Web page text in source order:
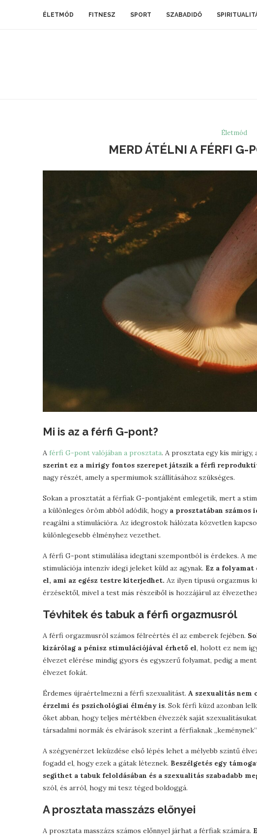
ÉLETMÓD FITNESZ SPORT SZABADIDŐ
Életmód
MERD ÁTÉLNI A FÉRFI G-
Mi is az a férfi G-pont?
A férfi G-pont valójában a prosztata. A prosztata egy kis mirigy,
szerint ez a mirigy fontos szerepet játszik a férfi
nagy részét, amely a spermiumok szállításához szükséges.
Sokan a prosztatát a férfiak G-pontjaként emlegetik, mert a
a különleges öröm abból adódik, hogy a prosztatában számos
reagálni a stimulációra. Az idegrostok hálózata közvetlen
különlegesebb élményhez vezethet.
A férfi G-pont stimulálása idegtani szempontból is érdekes. A
stimulációja intenzív idegi jeleket küld az agynak. Ez a
el, ami az egész testre kiterjedhet. Az ilyen típusú orgazmus
érzésektől, mivel a test más részeiből is hozzájárul az
Tévhitek és tabuk a férfi orgazmusról
A férfi orgazmusról számos félreértés él az emberek fejében.
kizárólag a pénisz stimulációjával érhető el, holott ez nem
élvezet elérése mindig gyors és egyszerű folyamat, pedig a
élvezet fokát.
Érdemes újraértelmezni a férfi szexualitást. A szexualitás nem
érzelmi és pszichológiai élmény is. Sok férfi küzd azonban
őket abban, hogy teljes mértékben élvezzék saját
társadalmi normák és elvárások szerint a férfiaknak
A szégyenérzet leküzdése első lépés lehet a mélyebb szintű
fogadd el, hogy ezek a gátak léteznek. Beszélgetés egy
segíthet a tabuk feloldásában és a szexualitás szabadabb
szól, és arról, hogy mi tesz téged boldoggá.
A prosztata masszázs előnyei
A prosztata masszázs számos előnnyel járhat a férfiak számára.